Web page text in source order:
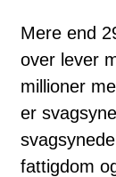
Mere end
over lever
millioner
er
fattigdom